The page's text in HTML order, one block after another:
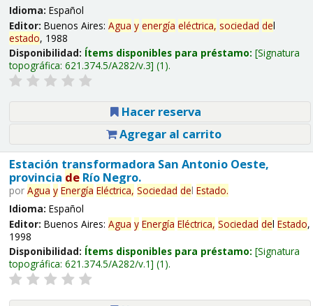
Idioma: Español
Editor: Buenos Aires: Agua y energía eléctrica, sociedad del
estado, 1988
Disponibilidad: Ítems disponibles para préstamo: Signatura
topográfica: 621.374.5/A282/v.3 (1).
Hacer reserva
Agregar al carrito
Estación transformadora San Antonio Oeste,
provincia deRío Negro.
por Agua y Energía Eléctrica, Sociedad del Estado.
Idioma: Español
Editor: Buenos Aires: Agua y Energía Eléctrica, Sociedad del Estado,
1998
Disponibilidad: Ítems disponibles para préstamo: Signatura
topográfica: 621.374.5/A282/v.1 (1).